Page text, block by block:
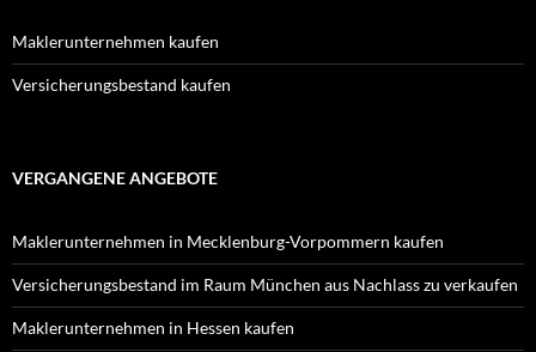
Maklerunternehmen kaufen
Versicherungsbestand kaufen
VERGANGENE ANGEBOTE
Maklerunternehmen in Mecklenburg-Vorpommern kaufen
Versicherungsbestand im Raum München aus Nachlass zu verkaufen
Maklerunternehmen in Hessen kaufen